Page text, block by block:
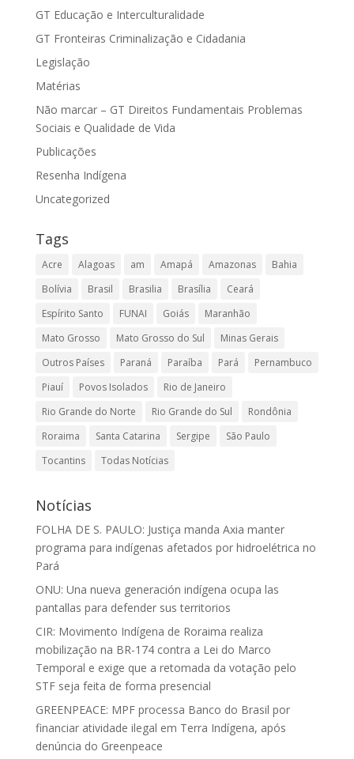
GT Educação e Interculturalidade
GT Fronteiras Criminalização e Cidadania
Legislação
Matérias
Não marcar – GT Direitos Fundamentais Problemas
Sociais e Qualidade de Vida
Publicações
Resenha Indígena
Uncategorized
Tags
Acre Alagoas am Amapá Amazonas
Bahia
Bolívia
Brasil Brasilia Brasília
Ceará
Espírito Santo
FUNAI Goiás
Maranhão
Mato Grosso
Mato Grosso do Sul
Minas Gerais
Outros Países
Paraná Paraíba Pará
Pernambuco
Piauí
Povos Isolados
Rio de Janeiro
Rio Grande do Norte
Rio Grande do Sul
Rondônia
Roraima
Santa Catarina Sergipe
São Paulo
Tocantins
Todas Notícias
Notícias
FOLHA DE S. PAULO: Justiça manda Axia manter
programa para indígenas afetados por hidroelétrica no
Pará
ONU: Una nueva generación indígena ocupa las
pantallas para defender sus territorios
CIR: Movimento Indígena de Roraima realiza
mobilização na BR-174 contra a Lei do Marco
Temporal e exige que a retomada da votação pelo
STF seja feita de forma presencial
GREENPEACE: MPF processa Banco do Brasil por
financiar atividade ilegal em Terra Indígena, após
denúncia do Greenpeace